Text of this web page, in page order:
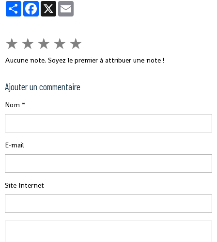
prises pour éviter ce virus en Guinée.
PartagerFacebook
X
★ ★ ★ ★ ★
Aucune note. Soyez le premier à attribuer une note !
Ajouter un commentaire
Nom
E-mail
Site Internet